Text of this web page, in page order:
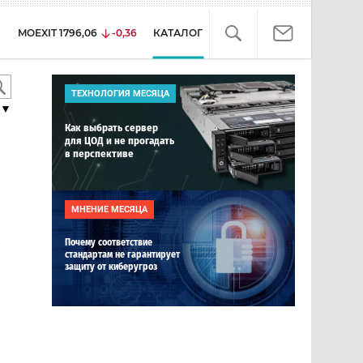
MOEXIT 1796,06 -0,36 КАТАЛОГ
▼
ТЕХНОЛОГИЯ МЕСЯЦА
Как выбрать сервер
для ЦОД и не прогадать
в перспективе
МНЕНИЕ МЕСЯЦА
Почему соответствие
стандартам не гарантирует
защиту от киберугроз